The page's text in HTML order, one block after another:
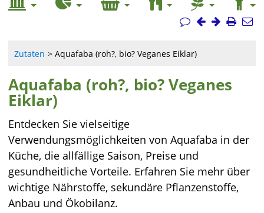
Zutaten Aquafaba (roh?, bio? Veganes Eiklar)
Aquafaba (roh?, bio? Veganes
Eiklar)
Entdecken Sie vielseitige
Verwendungsmöglichkeiten von Aquafaba in der
Küche, die allfällige Saison, Preise und
gesundheitliche Vorteile. Erfahren Sie mehr über
wichtige Nährstoffe, sekundäre Pflanzenstoffe,
Anbau und Ökobilanz.